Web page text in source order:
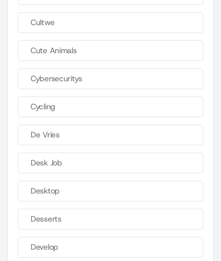
Cultwe
Cute Animals
Cybersecuritys
Cycling
De Vries
Desk Job
Desktop
Desserts
Develop